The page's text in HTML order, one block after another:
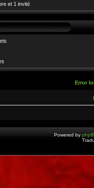
et 1 invité
Error
Powered by